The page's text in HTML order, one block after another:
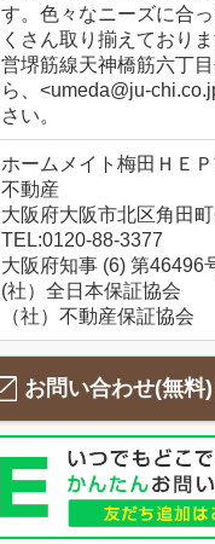
す。色々なニーズに合
くさん取り揃えており
営堺筋線天神橋筋六丁
ら、<umeda@ju-
さい。
ホームメイト梅田ＨＥ
不動産
大阪府大阪市北区角田
TEL:0120-88-3377
大阪府知事 (6) 第46496
(社）全日本保証協会
（社）不動産保証協会
お問い合わせ(無料)